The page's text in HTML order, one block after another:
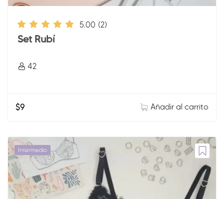
5.00 (2)
Set Rubí
42
$9 Añadir al carrito
Intermedio